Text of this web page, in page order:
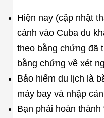
Hiện nay (cập nhật
cảnh vào Cuba du
theo bằng chứng đã
bằng chứng về xét
Bảo hiểm du lịch là
máy bay và nhập
Bạn phải hoàn thành